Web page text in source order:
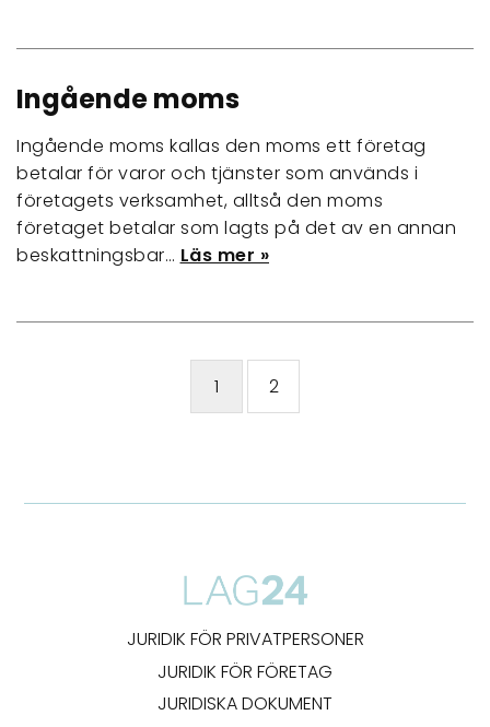
Ingående moms
Ingående moms kallas den moms ett företag
betalar för varor och tjänster som används i
företagets verksamhet, alltså den moms
företaget betalar som lagts på det av en annan
beskattningsbar… Läs mer »
1 2
JURIDIK FÖR PRIVATPERSONER
JURIDIK FÖR FÖRETAG
JURIDISKA DOKUMENT